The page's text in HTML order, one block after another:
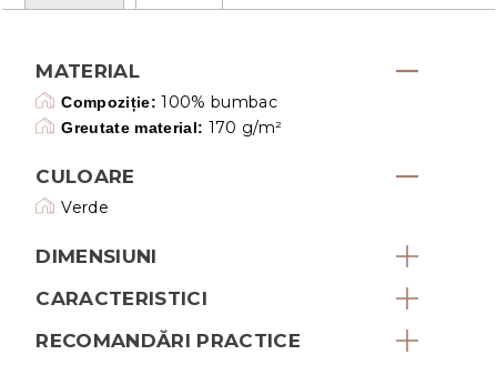
MATERIAL
Compoziție: 100% bumbac
Greutate material: 170 g/m²
CULOARE
Verde
DIMENSIUNI
CARACTERISTICI
RECOMANDĂRI PRACTICE